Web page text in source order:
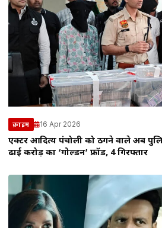
क्राइम 16 Apr 2026
एक्टर आदित्य पंचोली को ठगने वाले अब
ढाई करोड़ का ‘गोल्डन’ फ्रॉड, 4 गिरफ्तार